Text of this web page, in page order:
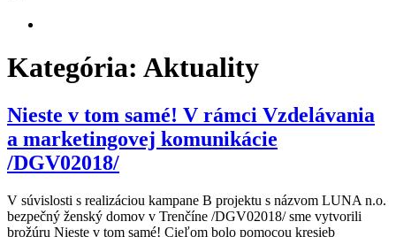
Kategória: Aktuality
Nieste v tom samé! V rámci Vzdelávania
a marketingovej komunikácie
/DGV02018/
V súvislosti s realizáciou kampane B projektu s názvom LUNA n.o.
bezpečný ženský domov v Trenčíne /DGV02018/ sme vytvorili
brožúru Nieste v tom samé! Cieľom bolo pomocou kresieb